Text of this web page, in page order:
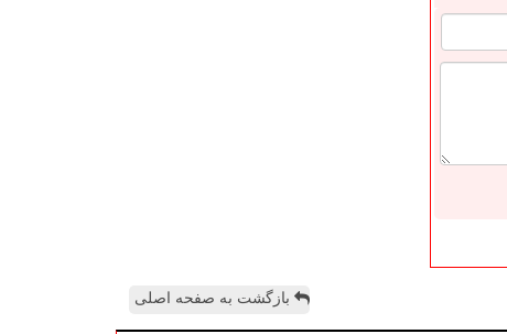
بازگشت به صفحه اصلی